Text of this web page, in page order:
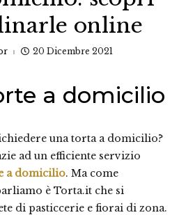
online
20 Dicembre 2021
a domicilio
una torta a domicilio?
ad un efficiente servizio
a domicilio. Ma come
è Torta.it che si
di pasticcerie e fiorai di zona.